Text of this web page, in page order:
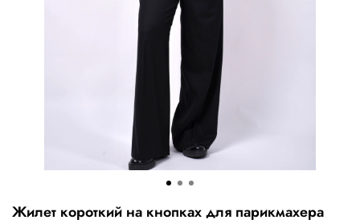
Жилет короткий на кнопках для парикмахера